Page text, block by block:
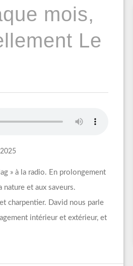
mois,
Le
» à la radio. En prolongement
et aux saveurs.
charpentier. David nous parle
intérieur et extérieur, et